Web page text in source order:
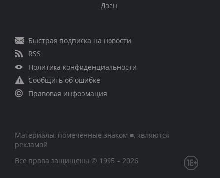
Дзен
Быстрая подписка на новости
RSS
Политика конфиденциальности
Сообщить об ошибке
Правовая информация
Материалы, помеченные знаком ■, являются
рекламой
Все права защищены © 1995 – 2026